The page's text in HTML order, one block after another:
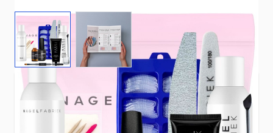
View larger image
Wil jij prachtige, sterke en professionele nagels
creëren vanuit het comfort van je eigen huis?